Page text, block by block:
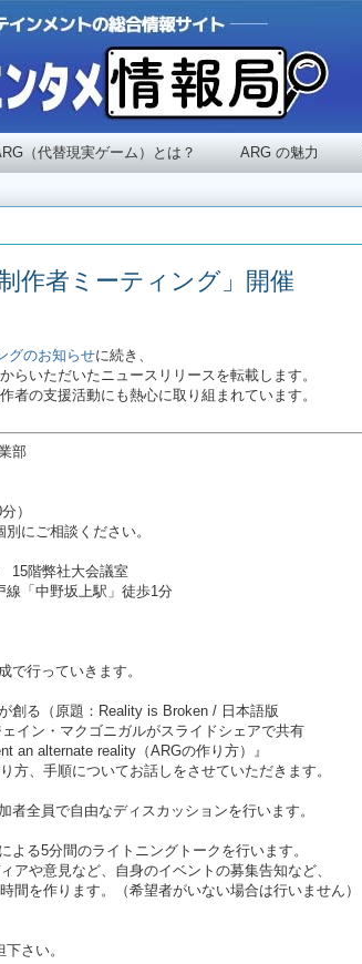
（代替現実ゲーム）とは？ ARG の魅力
作者ミーティング」開催
グのお知らせに続き、
らいただいたニュースリリースを転載します。
者の支援活動にも熱心に取り組まれています。
部
）
にご相談ください。
15階弊社大会議室
「中野坂上駅」徒歩1分
で行っていきます。
創る（原題：Reality is Broken / 日本語版
イン・マクゴニガルがスライドシェアで共有
an alternate reality（ARGの作り方）』
方、手順についてお話しをさせていただきます。
者全員で自由なディスカッションを行います。
よる5分間のライトニングトークを行います。
アや意見など、自身のイベントの募集告知など、
間を作ります。（希望者がいない場合は行いません）
さい。